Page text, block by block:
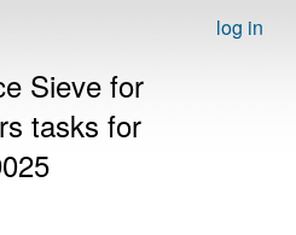
log in
Sieve for
tasks for